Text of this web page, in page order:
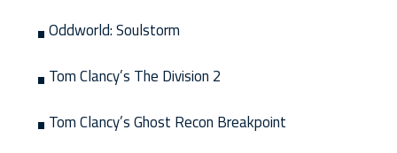
Oddworld: Soulstorm
Tom Clancy’s The Division 2
Tom Clancy’s Ghost Recon Breakpoint